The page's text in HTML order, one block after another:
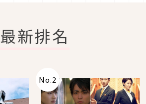
最新排名
No.2